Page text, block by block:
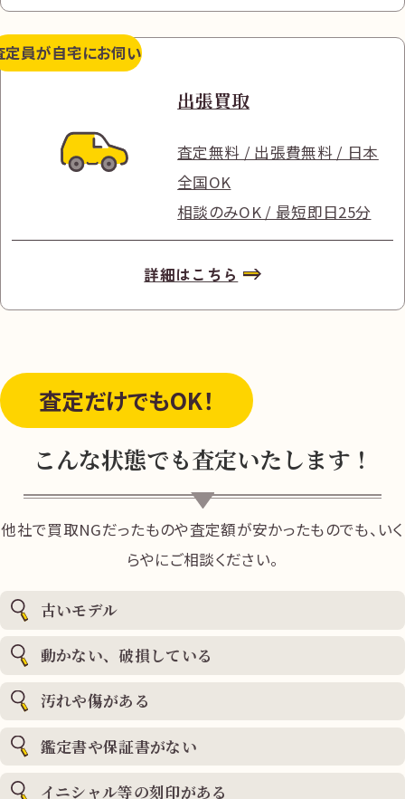
定員が自宅にお伺い
出張買取
査定無料 / 出張費無料 / 日本
全国OK
相談のみOK / 最短即日25分
詳細はこちら
査定だけでもOK！
こんな状態でも査定いたします！
他社で買取NGだったものや査定額が安かったものでも、いく
らやにご相談ください。
古いモデル
動かない、破損している
汚れや傷がある
鑑定書や保証書がない
イニシャル等の刻印がある